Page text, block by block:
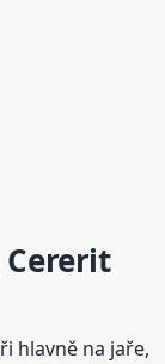
Cererit
hlavně na jaře,